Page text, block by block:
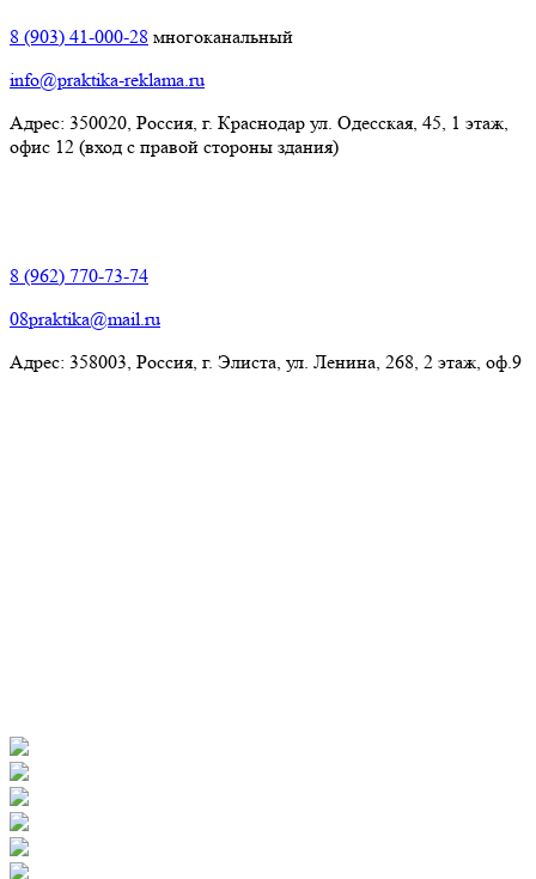
8 (903) 41-000-28 многоканальный
info@praktika-reklama.ru
Адрес: 350020, Россия, г. Краснодар ул. Одесская, 45, 1 этаж,
офис 12 (вход с правой стороны здания)
8 (962) 770-73-74
08praktika@mail.ru
Адрес:​ 358003, Россия, г. Элиста, ул. Ленина, 268, 2 этаж, оф.9